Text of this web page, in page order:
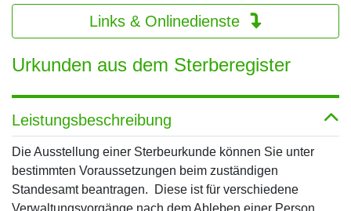
Links & Onlinedienste
Urkunden aus dem Sterberegister
Leistungsbeschreibung
Die Ausstellung einer Sterbeurkunde können Sie unter
bestimmten Voraussetzungen beim zuständigen
Standesamt beantragen. Diese ist für verschiedene
Verwaltungsvorgänge nach dem Ableben einer Person